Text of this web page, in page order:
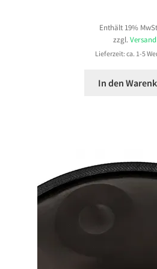
Enthält 19%
zzgl. Versand
Lieferzeit: ca. 1-5
In den